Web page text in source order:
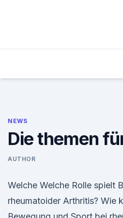
NEWS
Die themen
AUTHOR
Welche Welche Rolle spielt
rheumatoider Arthritis? Wie